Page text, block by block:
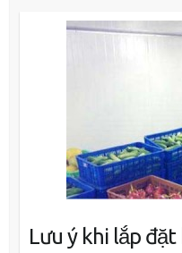
Lưu ý khi lắp